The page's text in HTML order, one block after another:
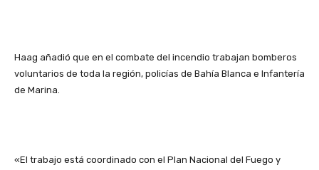
Haag añadió que en el combate del incendio trabajan bomberos
voluntarios de toda la región, policías de Bahía Blanca e Infantería
de Marina.
«El trabajo está coordinado con el Plan Nacional del Fuego y